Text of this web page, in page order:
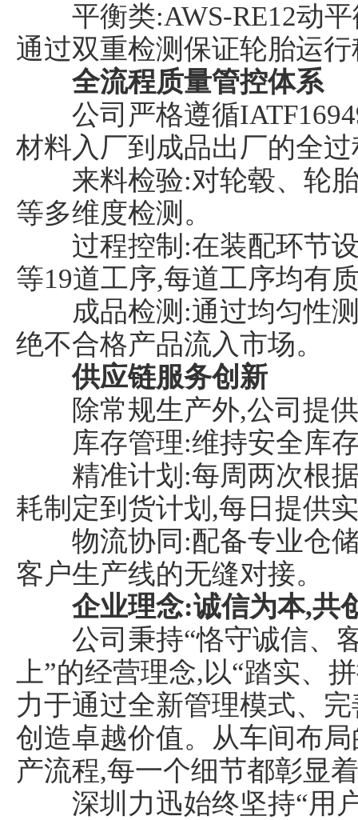
平衡类:AWS-RE12动平
通过双重检测保证轮胎运
全流程质量管控体系
公司严格遵循
材料入厂到成品出厂的全
来料检验:对轮毂、轮胎
等多维度检测。
过程控制:在装配环节设
等19道工序,每道工序均有
成品检测:通过均匀性测
绝不合格产品流入市场。
供应链服务创新
除常规生产外,公司提供
库存管理:维持安全库存
精准计划:每周两次根据
耗制定到货计划,每日提供
物流协同:配备专业仓储
客户生产线的无缝对接。
企业理念:诚信为本,共
公司秉持“恪守诚信、客
上”的经营理念,以“踏实、
力于通过全新管理模式、
创造卓越价值。从车间布
产流程,每一个细节都彰显
深圳力迅始终坚持“用户